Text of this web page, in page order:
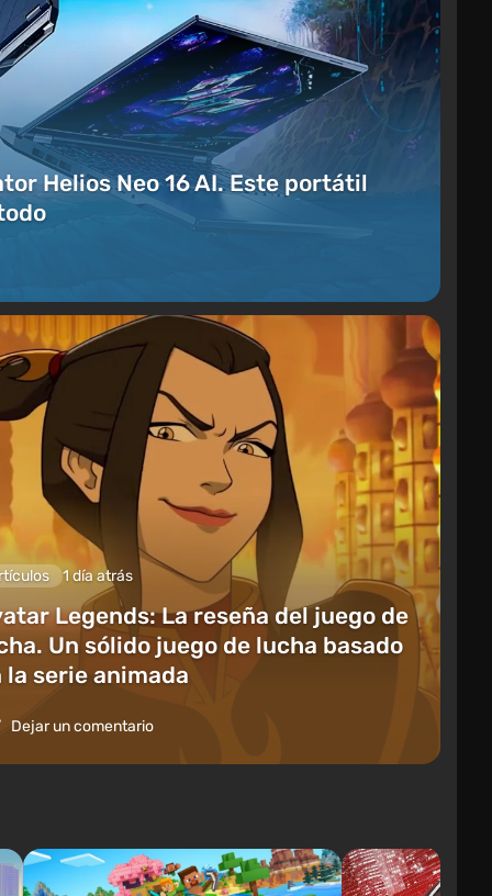
Helios Neo 16 AI. Este portátil
1 día atrás
Legends: La reseña del juego de
Un sólido juego de lucha basado
la serie animada
Dejar un comentario